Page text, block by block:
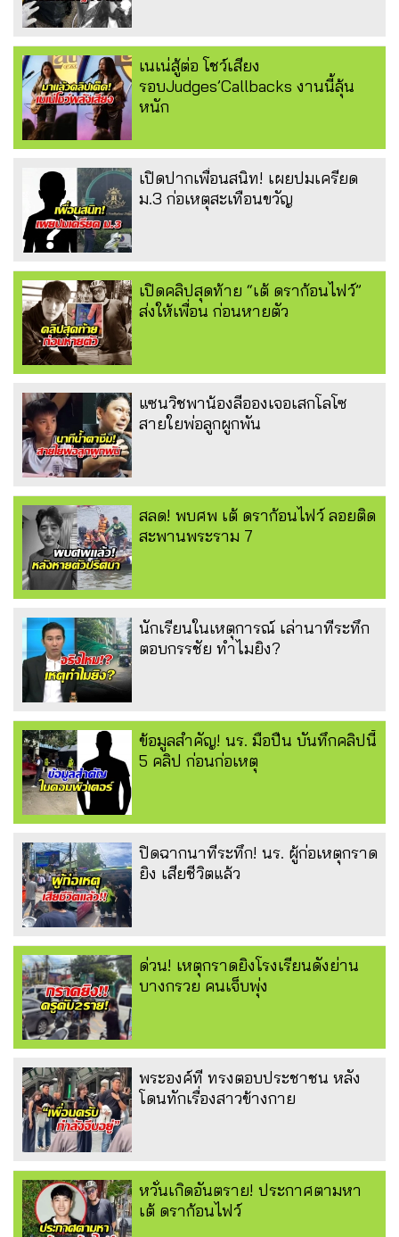
เนเน่สู้ต่อ โชว์เสียง
รอบJudges’Callbacks งานนี้ลุ้น
หนัก
เปิดปากเพื่อนสนิท! เผยปมเครียด
ม.3 ก่อเหตุสะเทือนขวัญ
เปิดคลิปสุดท้าย “เต้ ดราก้อนไฟว์”
ส่งให้เพื่อน ก่อนหายตัว
แซนวิชพาน้องลีอองเจอเสกโลโซ
สายใยพ่อลูกผูกพัน
สลด! พบศพ เต้ ดราก้อนไฟว์ ลอยติด
สะพานพระราม 7
นักเรียนในเหตุการณ์ เล่านาทีระทึก
ตอบกรรชัย ทำไมยิง?
ข้อมูลสำคัญ! นร. มือปืน บันทึกคลิปนี้
5 คลิป ก่อนก่อเหตุ
ปิดฉากนาทีระทึก! นร. ผู้ก่อเหตุกราด
ยิง เสียชีวิตแล้ว
ด่วน! เหตุกราดยิงโรงเรียนดังย่าน
บางกรวย คนเจ็บพุ่ง
พระองค์ที ทรงตอบประชาชน หลัง
โดนทักเรื่องสาวข้างกาย
หวั่นเกิดอันตราย! ประกาศตามหา
เต้ ดราก้อนไฟว์